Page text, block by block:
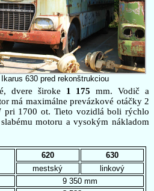
Ikarus 630 pred rekonštrukciou
dvere široke 1 175 mm. Vodič a
má maximálne prevázkové otáčky 2
pri 1700 ot. Tieto vozidlá boli rýchlo
motoru a vysokým nákladom
620
630
mestský
linkový
9 350 mm